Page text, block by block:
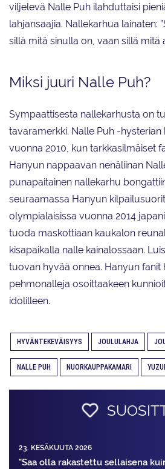
viljelevä Nalle Puh ilahduttaisi
lahjansaajia. Nallekarhua lainaten:
sillä mitä sinulla on, vaan sillä mitä
Miksi juuri Nalle Puh?
Sympaattisesta nallekarhusta on
tavaramerkki. Nalle Puh -
vuonna 2010, kun tarkkasilmäiset
Hanyun nappaavan nenäliinan
punapaitainen nallekarhu
seuraamassa Hanyun
olympialaisissa vuonna 2014
tuoda maskottiaan kaukalon
kisapaikalla nalle kainalossaan.
tuovan hyvää onnea. Hanyun fanit
pehmonalleja osoittaakeen
idolilleen.
HYVÄNTEKEVÄISYYS JOULULAHJA
NALLE PUH NUORKAUPPAKAMARI
23. KESÄKUUTA 2026
"Saa olla rakastettu sellaisena